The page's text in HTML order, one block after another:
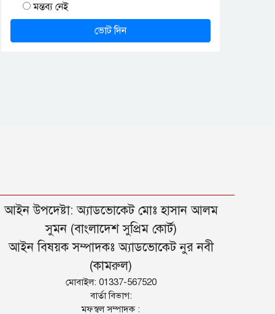
মন্তব্য নেই
ভোট দিন
আইন উপদেষ্টা: অ্যাডভোকেট মোঃ হাসান আলম
সুমন (বাংলাদেশ সুপ্রিম কোর্ট)
আইন বিষয়ক সম্পাদকঃ অ্যাডভোকেট নুর নবী
(কামরুল)
মোবাইল: 01337-567520
বার্তা বিভাগ:
মফস্বল সম্পাদক :